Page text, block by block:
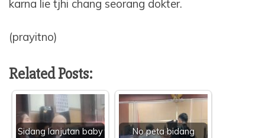
karna lie tjhi chang seorang dokter.
(prayitno)
Related Posts:
Sidang lanjutan baby
No peta bidang